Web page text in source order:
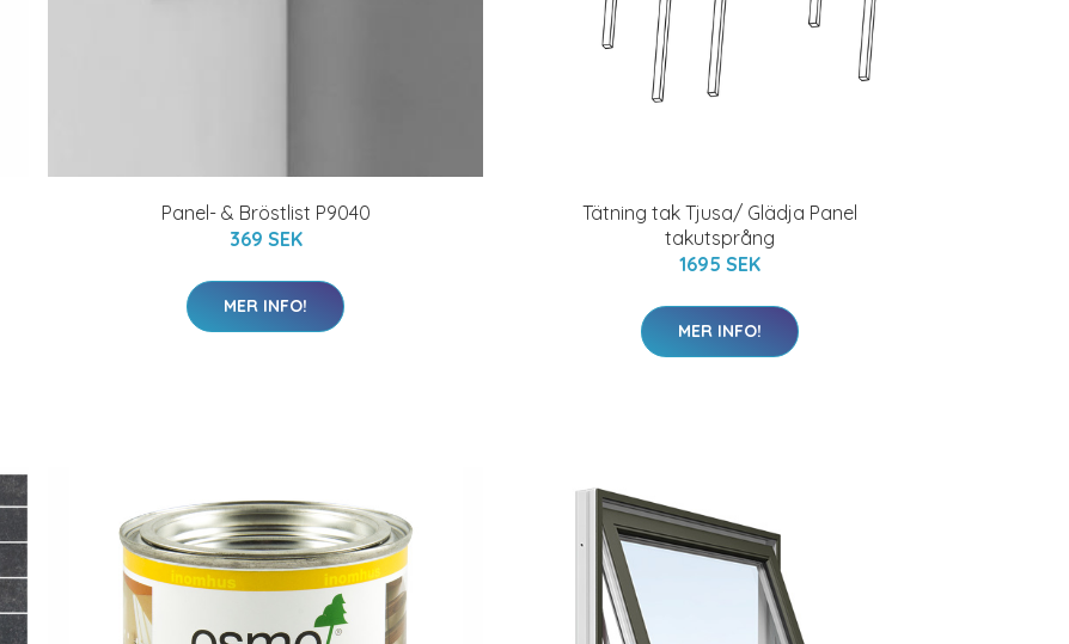
Panel- & Bröstlist P9040
369 SEK
MER INFO!
Tätning tak Tjusa/ Glädja Panel
takutsprång
1695 SEK
MER INFO!